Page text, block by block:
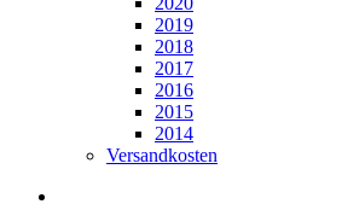
2019
2018
2017
2016
2015
2014
Versandkosten